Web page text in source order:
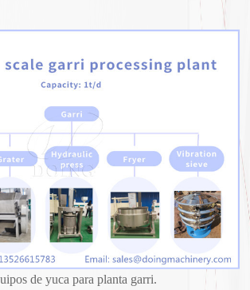
de yuca para planta garri.